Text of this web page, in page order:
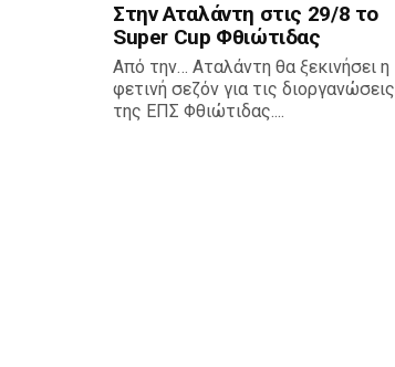
Στην Αταλάντη στις 29/8 το
Super Cup Φθιώτιδας
Από την… Αταλάντη θα ξεκινήσει η
φετινή σεζόν για τις διοργανώσεις
της ΕΠΣ Φθιώτιδας....